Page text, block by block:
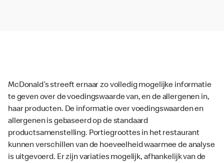
McDonald’s streeft ernaar zo volledig mogelijke informatie
te geven over de voedingswaarde van, en de allergenen in,
haar producten. De informatie over voedingswaarden en
allergenen is gebaseerd op de standaard
productsamenstelling. Portiegroottes in het restaurant
kunnen verschillen van de hoeveelheid waarmee de analyse
is uitgevoerd. Er zijn variaties mogelijk, afhankelijk van de